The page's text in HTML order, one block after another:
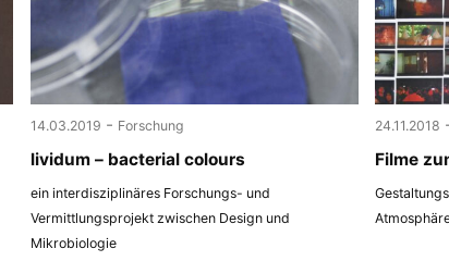
14.03.2019 - Forschung
lividum – bacterial colours
ein interdisziplinäres Forschungs- und
Vermittlungsprojekt zwischen Design und
Mikrobiologie
24.11.2018
Filme